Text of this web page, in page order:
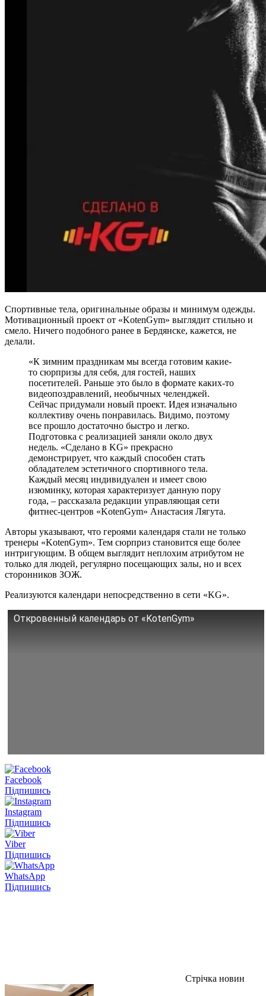
Спортивные тела, оригинальные образы и минимум одежды.
Мотивационный проект от «KotenGym» выглядит стильно и
смело. Ничего подобного ранее в Бердянске, кажется, не
делали.
«К зимним праздникам мы всегда готовим какие-
то сюрпризы для себя, для гостей, наших
посетителей. Раньше это было в формате каких-то
видеопоздравлений, необычных челенджей.
Сейчас придумали новый проект. Идея изначально
коллективу очень понравилась. Видимо, поэтому
все прошло достаточно быстро и легко.
Подготовка с реализацией заняли около двух
недель. «Сделано в KG» прекрасно
демонстрирует, что каждый способен стать
обладателем эстетичного спортивного тела.
Каждый месяц индивидуален и имеет свою
изюминку, которая характеризует данную пору
года, – рассказала редакции управляющая сети
фитнес-центров «KotenGym» Анастасия Лягута.
Авторы указывают, что героями календаря стали не только
тренеры «KotenGym». Тем сюрприз становится еще более
интригующим. В общем выглядит неплохим атрибутом не
только для людей, регулярно посещающих залы, но и всех
сторонников ЗОЖ.
Реализуются календари непосредственно в сети «KG».
Откровенный календарь от «KotenGym»
Facebook
Підпишись
Instagram
Підпишись
Viber
Підпишись
WhatsApp
Підпишись
Стрічка новин